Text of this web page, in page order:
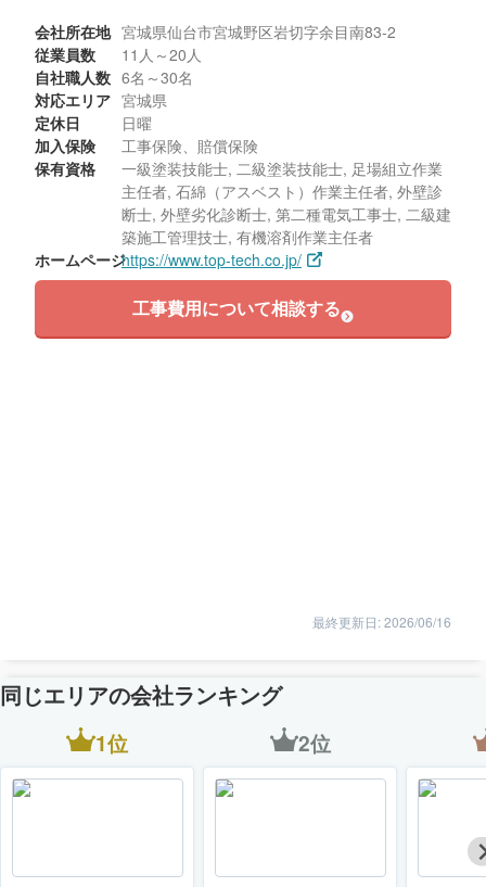
会社所在地 宮城県仙台市宮城野区岩切字余目南83-2
従業員数
11人～20人
自社職人数 6名～30名
対応エリア 宮城県
定休日
日曜
加入保険
工事保険、賠償保険
保有資格
一級塗装技能士, 二級塗装技能士, 足場組立作業
主任者, 石綿（アスベスト）作業主任者, 外壁診
断士, 外壁劣化診断士, 第二種電気工事士, 二級建
築施工管理技士, 有機溶剤作業主任者
ホームページhttps://www.top-tech.co.jp/
工事費用について相談する
最終更新日: 2026/06/16
同じエリアの会社ランキング
1位 2位